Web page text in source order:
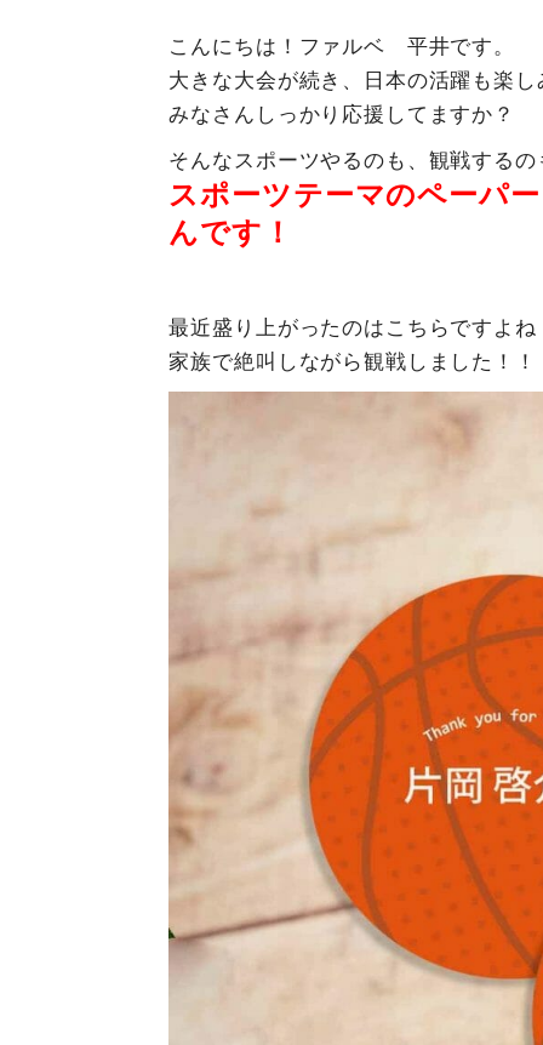
こんにちは！ファルベ 平井です。
大きな大会が続き、日本の活躍も楽
みなさんしっかり応援してますか？
そんなスポーツやるのも、観戦する
スポーツテーマのペーパ
んです！
最近盛り上がったのはこちらですよね
家族で絶叫しながら観戦しました！！